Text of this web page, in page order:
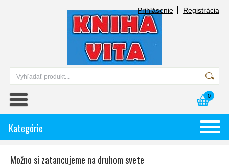
Prihlásenie Registrácia
0
Kategórie
Možno si zatancujeme na druhom svete